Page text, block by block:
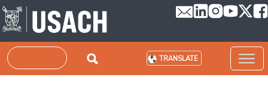
Skip to main content
Search TRANSLATE